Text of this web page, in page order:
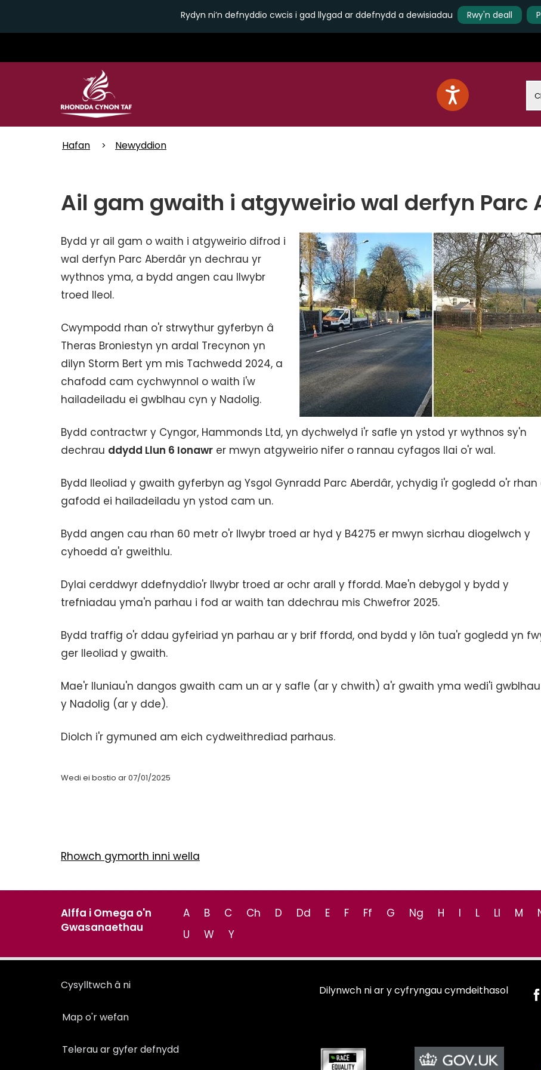
Rydyn ni’n defnyddio cwcis i gad llygad ar ddefnydd a dewisiadau Rwy'n deall
main
Hafan Newyddion
Ail gam gwaith i atgyweirio wal derfyn Parc
Bydd yr ail gam o waith i atgyweirio difrod i
wal derfyn Parc Aberdâr yn dechrau yr
wythnos yma, a bydd angen cau llwybr
troed lleol.
Cwympodd rhan o'r strwythur gyferbyn â
Theras Broniestyn yn ardal Trecynon yn
dilyn Storm Bert ym mis Tachwedd 2024, a
chafodd cam cychwynnol o waith i'w
hailadeiladu ei gwblhau cyn y Nadolig.
Bydd contractwr y Cyngor, Hammonds Ltd, yn dychwelyd i'r safle yn ystod yr wythnos sy'n
dechrau ddydd Llun 6 Ionawr er mwyn atgyweirio nifer o rannau cyfagos llai o'r wal.
Bydd lleoliad y gwaith gyferbyn ag Ysgol Gynradd Parc Aberdâr, ychydig i'r gogledd o'r rhan
gafodd ei hailadeiladu yn ystod cam un.
Bydd angen cau rhan 60 metr o'r llwybr troed ar hyd y B4275 er mwyn sicrhau diogelwch y
cyhoedd a'r gweithlu.
Dylai cerddwyr ddefnyddio'r llwybr troed ar ochr arall y ffordd. Mae'n debygol y bydd y
trefniadau yma'n parhau i fod ar waith tan ddechrau mis Chwefror 2025.
Bydd traffig o'r ddau gyfeiriad yn parhau ar y brif ffordd, ond bydd y lôn tua'r gogledd yn
ger lleoliad y gwaith.
Mae'r lluniau'n dangos gwaith cam un ar y safle (ar y chwith) a'r gwaith yma wedi'i
y Nadolig (ar y dde).
Diolch i'r gymuned am eich cydweithrediad parhaus.
Wedi ei bostio ar 07/01/2025
Rhowch gymorth inni wella
Alffa i Omega o'n
Gwasanaethau
A B C Ch D Dd E F Ff G Ng H I L Ll M
U
W Y
Cysylltwch â ni
Map o'r wefan
Telerau ar gyfer defnydd
Dilynwch ni ar y cyfryngau cymdeithasol